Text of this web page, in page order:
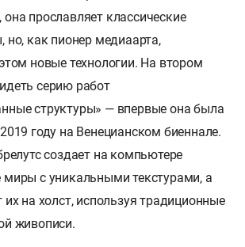
прославляет классические
но, как пионер медиаарта,
новые технологии. На втором
серию работ
структуры» — впервые она была
году на Венецианском биеннале.
создает на компьютере
миры с уникальными текстурами, а
их на холст, используя традиционные
живописи.